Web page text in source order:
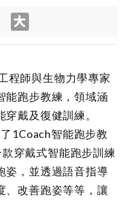
程師與生物力學專家
能跑步教練，領域涵
戴及復健訓練。
1Coach智能跑步教
穿戴式智能跑步訓練
姿，並透過語音指導
、改善跑姿等等，讓